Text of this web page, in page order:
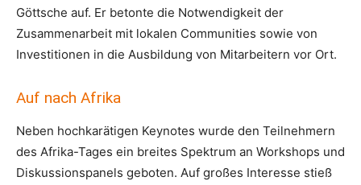
Göttsche auf. Er betonte die Notwendigkeit der
Zusammenarbeit mit lokalen Communities sowie von
Investitionen in die Ausbildung von Mitarbeitern vor Ort.
Auf nach Afrika
Neben hochkarätigen Keynotes wurde den Teilnehmern
des Afrika-Tages ein breites Spektrum an Workshops und
Diskussionspanels geboten. Auf großes Interesse stieß